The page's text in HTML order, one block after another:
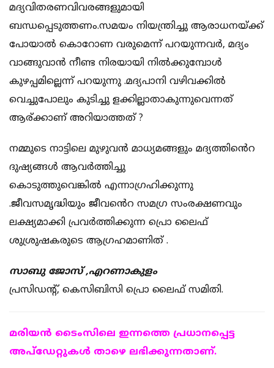
മദ്യവിതരണവിവരങ്ങളുമായി
ബന്ധപ്പെടുത്തണം.സമയം നിയന്ത്രിച്ചു ആരാധനയ്ക്ക്
പോയാൽ കൊറോണ വരുമെന്ന് പറയുന്നവർ, മദ്യം
വാങ്ങുവാൻ നീണ്ട നിരയായി നിൽക്കുമ്പോൾ
കുഴപ്പമില്ലെന്ന് പറയുന്നു .മദ്യപാനി വഴിവക്കിൽ
വെച്ചുപോലും കുടിച്ചു ളക്കില്ലാതാകുന്നുവെന്നത്
ആര്ക്കാണ് അറിയാത്തത് ?
നമ്മുടെ നാട്ടിലെ മുഴുവൻ മാധ്യമങ്ങളും മദ്യത്തിൻെറ
ദുഷ്യങ്ങൾ ആവര്‍ത്തിച്ചു
കൊടുത്തുവെങ്കിൽ എന്നാഗ്രഹിക്കുന്നു
.ജീവസമൃദ്ധിയും ജീവൻെറ സമഗ്ര സംരക്ഷണവും
ലക്ഷ്യമാക്കി പ്രവർത്തിക്കുന്ന പ്രൊ ലൈഫ്
ശുശ്രുഷകരുടെ ആഗ്രഹമാണിത് .
സാബു ജോസ് ,എറണാകുളം
പ്രസിഡന്റ്‌, കെസിബിസി പ്രൊ ലൈഫ് സമിതി.
മരിയന്‍ ടൈംസിലെ ഇന്നത്തെ പ്രധാനപ്പെട്ട
അപ്ഡേറ്റുകള്‍ താഴെ ലഭിക്കുന്നതാണ്.